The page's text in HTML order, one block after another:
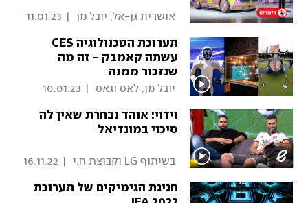
אושרית גן-אל, יובל מן 11.01.23
תערוכת הטכנולוגיה CES
עשתה קאמבק - זה מה
שנזכור ממנה
יובל מן, לאס וגאס 10.01.23
וידוי: אוהד נבחרת שאין לה
סיכוי במונדיאל
בשיתוף LG וקבוצת ח.י 16.11.22
חגיגת הגימיקים של תערוכת